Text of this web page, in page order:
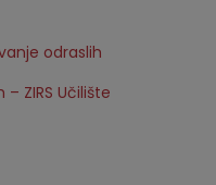
odraslih
ZIRS Učilište